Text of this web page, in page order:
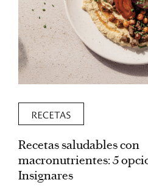
RECETAS
Recetas saludables con
macronutrientes: 5
Insignares